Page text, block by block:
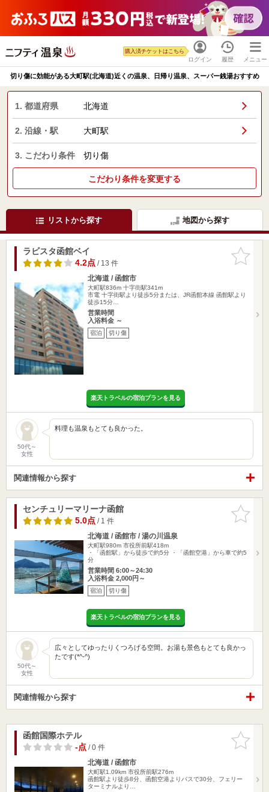
ログイン
購入済チケットはこちら
履歴 メニュー
切り傷に効能がある大町駅(北海道)近くの温泉、日帰り温泉、スーパー銭湯おすすめ
1. 都道府県 北海道
2. 沿線・駅 大町駅
3. こだわり条件 切り傷
こだわり条件を変更する
リストから探す 地図から探す
お気に入
りに追加
ラビスタ函館ベイ
4.2点/ 13 件
北海道 / 函館市
大町駅836m 十字街駅341m
市電 十字街駅より徒歩5分または、JR函館本線 函館駅より
徒歩15分…
営業時間
入浴料金 ～
宿泊 切り傷
楽天トラベルの宿泊プランを見る
50代～
女性
料理も温泉もとても良かった。
関連情報から探す
お気に入
りに追加
センチュリーマリーナ函館
5.0点/ 1 件
北海道 / 函館市 / 湯の川温泉
大町駅980m 市役所前駅418m
・「函館駅」から徒歩で約5分 ・「函館空港」から車で約5
分
営業時間 6:00～24:30
入浴料金 2,000円～
宿泊 切り傷
楽天トラベルの宿泊プランを見る
50代～
女性
広々としてゆったりくつろげる空間。お湯も景色もとても良かっ
たです(*^-^)
関連情報から探す
お気に入
りに追加
函館国際ホテル
-点/ 0 件
北海道 / 函館市
大町駅1.09km 市役所前駅276m
函館駅より徒歩8分、函館空港よりバスで30分、フェリー
ターミナルより…